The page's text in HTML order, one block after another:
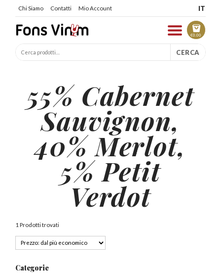
Chi Siamo Contatti Mio Account IT
€0.00
CERCA
55% Cabernet
Sauvignon,
40% Merlot,
5% Petit
Verdot
1 Prodotti trovati
Categorie